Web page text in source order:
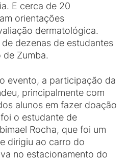
E cerca de 20
orientações
dermatológica.
dezenas de estudantes
de Zumba.
evento, a participação da
principalmente com
alunos em fazer doação
o estudante de
Rocha, que foi um
dirigiu ao carro do
no estacionamento do